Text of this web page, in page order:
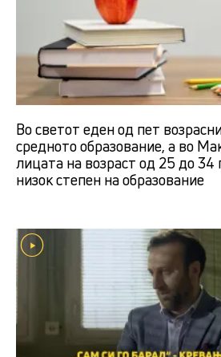
Во светот еден од пет
средното образование, а во
лицата на возраст од 25 до 34
низок степен на образование